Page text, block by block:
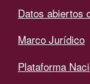
Datos abiertos
Marco Jurídico
Plataforma